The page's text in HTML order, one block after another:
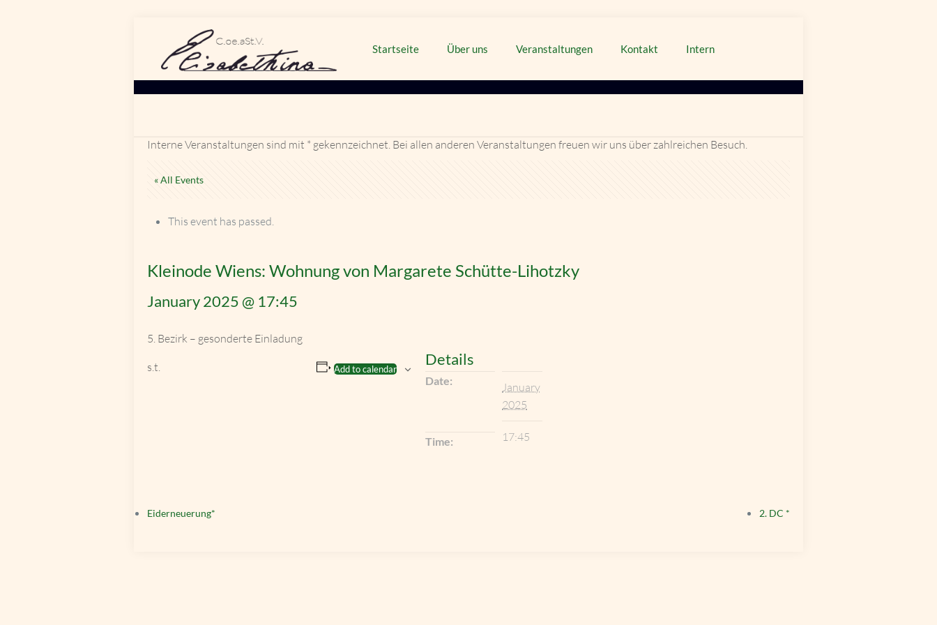
Startseite Über uns Veranstaltungen Kontakt Intern
Interne Veranstaltungen sind mit * gekennzeichnet. Bei allen anderen Veranstaltungen freuen wir uns über zahlreichen Besuch.
« All Events
This event has passed.
Kleinode Wiens: Wohnung von Margarete Schütte-Lihotzky
January 2025 @ 17:45
5. Bezirk – gesonderte Einladung
s.t. Add to calendar
Details
Date:
January
2025
Time: 17:45
Eiderneuerung* 2. DC *